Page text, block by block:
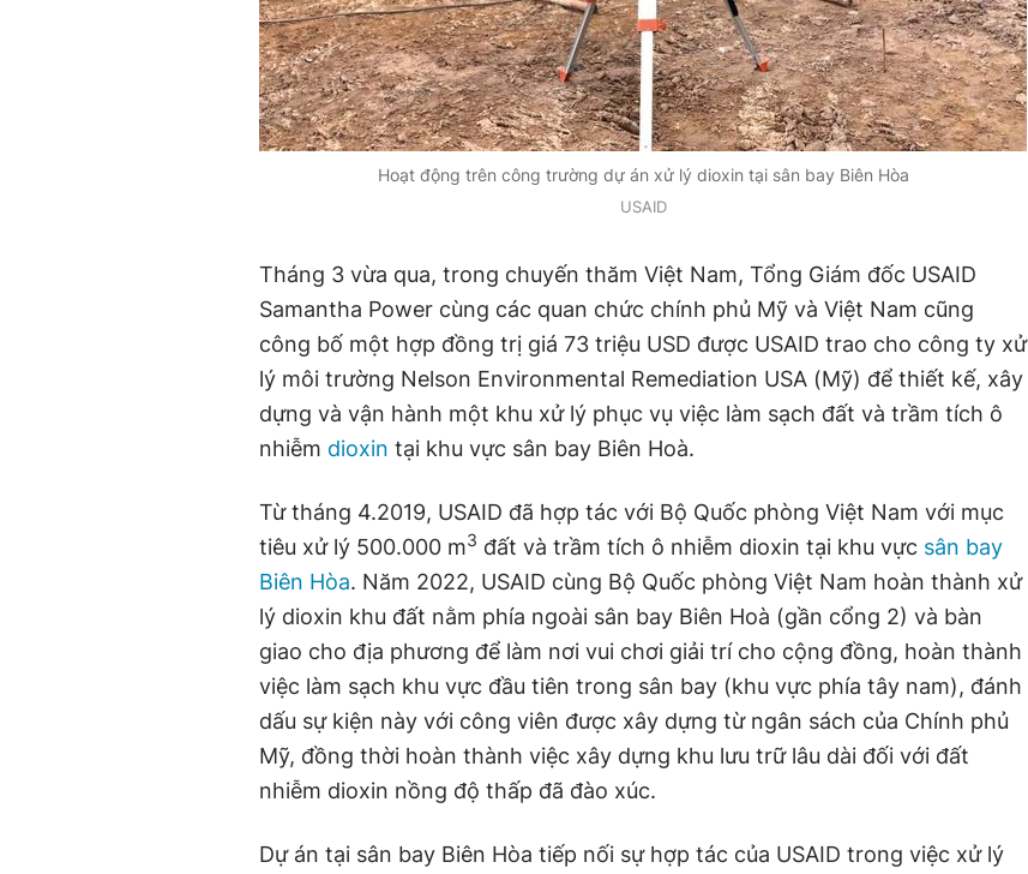
Hoạt động trên công trường dự án xử lý dioxin tại sân bay Biên Hòa
USAID
Tháng 3 vừa qua, trong chuyến thăm Việt Nam, Tổng Giám đốc USAID
Samantha Power cùng các quan chức chính phủ Mỹ và Việt Nam cũng
công bố một hợp đồng trị giá 73 triệu USD được USAID trao cho công ty xử
lý môi trường Nelson Environmental Remediation USA (Mỹ) để thiết kế, xây
dựng và vận hành một khu xử lý phục vụ việc làm sạch đất và trầm tích ô
nhiễm dioxin tại khu vực sân bay Biên Hoà.
Từ tháng 4.2019, USAID đã hợp tác với Bộ Quốc phòng Việt Nam với mục
tiêu xử lý 500.000 m3 đất và trầm tích ô nhiễm dioxin tại khu vực sân bay
Biên Hòa. Năm 2022, USAID cùng Bộ Quốc phòng Việt Nam hoàn thành xử
lý dioxin khu đất nằm phía ngoài sân bay Biên Hoà (gần cổng 2) và bàn
giao cho địa phương để làm nơi vui chơi giải trí cho cộng đồng, hoàn thành
việc làm sạch khu vực đầu tiên trong sân bay (khu vực phía tây nam), đánh
dấu sự kiện này với công viên được xây dựng từ ngân sách của Chính phủ
Mỹ, đồng thời hoàn thành việc xây dựng khu lưu trữ lâu dài đối với đất
nhiễm dioxin nồng độ thấp đã đào xúc.
Dự án tại sân bay Biên Hòa tiếp nối sự hợp tác của USAID trong việc xử lý